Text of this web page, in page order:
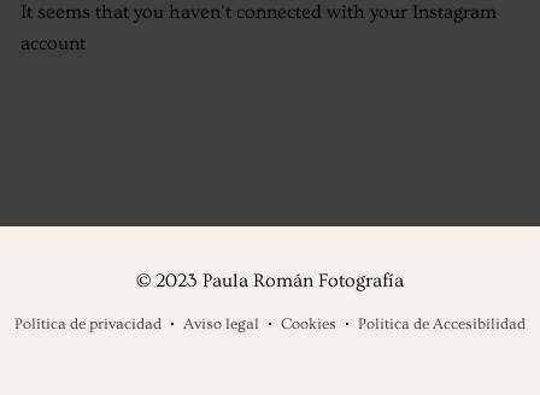
It seems that you haven't connected with your Instagram
account
© 2023 Paula Román Fotografía
Política de privacidad Aviso legal Cookies Politica de Accesibilidad